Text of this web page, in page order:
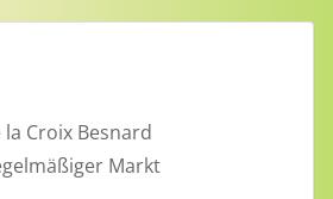
la Croix Besnard
Markt